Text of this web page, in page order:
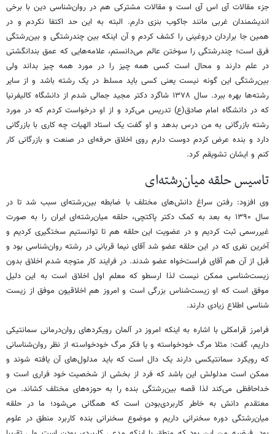
جزء مقالات آی اس آی است و مقالات مشترکی هم در روان‌شناسی دین با برخی
اندیشمندان غربی مانند جاکوب بنزی دارم. البته به این حد اکتفا نکردم و در
همین جا براردان دروغینی را کشف کردم و آن اینکه بین چندرشتگی و بین‌رشتگی
فرق است؛ چندرشتگی را سوختن عالم می‌دانستم، علامه‌هایی که عمق بندانگشتی
در علم دارند و محال است کسی همه چیز را در مورد همه چیز بداند ولی
بین‌رشتگی این گونه نیست یعنی کسی باید مسلط در یک رشته باشد و از سایر
رشته‌ها بهره ببرد. سال ۱۳۷۸ شاگرد دکتر مجید جمالی شدم از دانشگاه کالیفرنیا
که در دانشگاه امام صادق(ع) تدریس می‌کرد و از او درخواست کردم که در مورد
رشته بازرگانی به من درس بدهد و او گفت یک استاد الهیات چه کاری با بازرگانی
دارد و بنده عرض کردم دوست دارم روی اخلاق حرفه‌ای در صنعت و بازرگانی کار
کنم و ایشان تشویقم کرد.
تاسیس حلقه میان‌رشته‌ای
وی افزود: رفتن سراغ دانش‌های مختلف با ضابطه بین‌رشته‌ای سبب شد تا در
سال ۱۳۹۰ به بعد به کمک دکتر پاکتچی، حلقه میان‌رشته‌ای ایران را به صورت
غیررسمی ثبت کردیم و در عضویت این حلقه هم تا توانستیم سختگیری کردیم و
آخرین نفری که در این حلقه عضو شد آقای نیما قربانی در رشته روان‌شناسی بود و
قبل از آن هم آقای فراست‌خواه عضو شدند. در فرایند کار متوجه شدم اخلاق بدون
زیست‌شناسی ممکن نیست لذا ارسطو که معلم اول اخلاق است به این دلیل
موفق است که او زیست‌شناس بزرگی است و امروز هم اخلاقیون موفق از زیست
شناسی اطلاع زیادی دارند.
فرامرز قرامکلی با اشاره به اینکه امروز در آلمان رویکردهای روان‌درمانی سمانتیکی
داریم، گفت: مثلا مرگ خودخواسته و یا فکر مرگ خودخواسته از نظر روان‌شناسانی
که رویکرد سمانتیکسی دارند یک دال است که باید مدلول‌های آن یافته شوند و
ممکن است مدلولش این باشد که فرد از بخشی از شخصیت خود فراری است و
خداحافظی می‌کند لذا قصه بین‌رشتگی بنده را به حوزه‌های مختلف کشاند. من
معتقدم دانش به خاطر کاربردی‌بودن است که همگانی می‌شود؛ ما در حلقه
میان‌رشتگی دوره سخنرانی داریم و موضوع سخنرانی بنده کاربرد منطق در علوم